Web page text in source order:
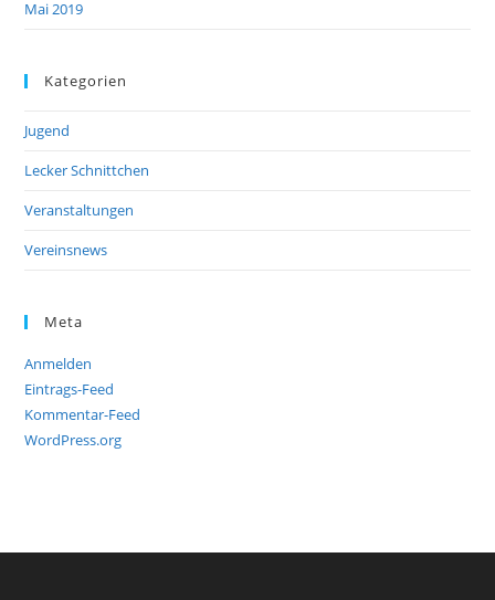
Mai 2019
Kategorien
Jugend
Lecker Schnittchen
Veranstaltungen
Vereinsnews
Meta
Anmelden
Eintrags-Feed
Kommentar-Feed
WordPress.org